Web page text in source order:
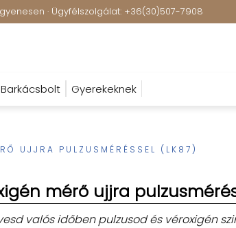
· Ügyfélszolgálat: +36(30)507-7908
Barkácsbolt Gyerekeknek
UJJRA PULZUSMÉRÉSSEL (LK87)
mérő ujjra
valós időben pulzusod és véroxigén